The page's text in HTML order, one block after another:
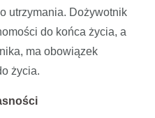
utrzymania. Dożywotnik
do końca życia, a
ma obowiązek
życia.